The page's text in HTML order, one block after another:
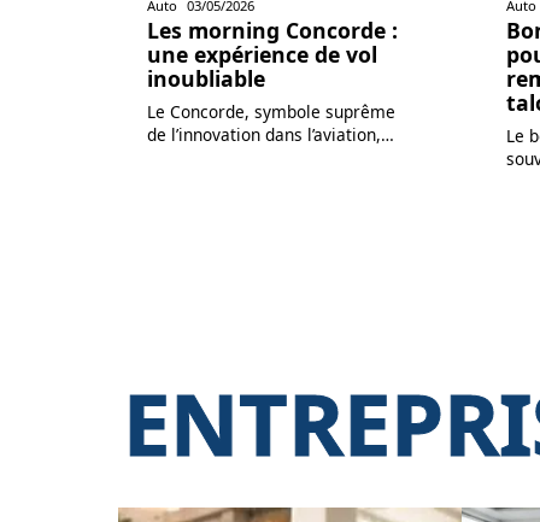
Auto 03/05/2026
Les morning Concorde :
une expérience de vol
inoubliable
Le Concorde, symbole suprême
de l’innovation dans l’aviation,…
Auto
Le